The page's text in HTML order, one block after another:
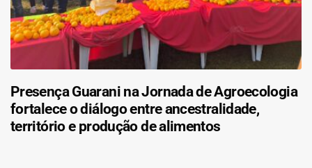
Presença Guarani na Jornada de Agroecologia
fortalece o diálogo entre ancestralidade,
território e produção de alimentos